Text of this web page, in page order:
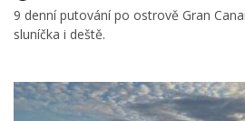
9 denní putování po ostrově Gran
sluníčka i deště.